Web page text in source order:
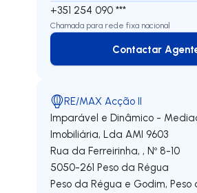
+351 254 090 ***
Chamada para rede fixa nacional
Contactar
RE/MAX Acção II
Imparável e Dinâmico -
Imobiliária, Lda AMI 9603
Rua da Ferreirinha, , Nº 8-10
5050-261 Peso da Régua
Peso da Régua e Godim,Peso